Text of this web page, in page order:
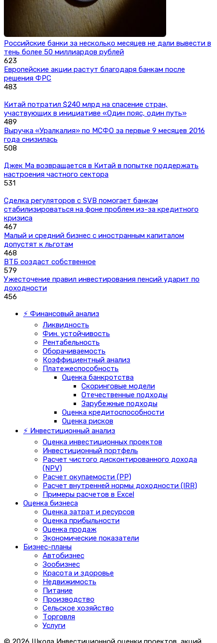
Российские банки за несколько месяцев не дали вывести в
тень более 50 миллиардов рублей
623
Европейские акции растут благодаря банкам после
решения ФРС
483
Китай потратил $240 млрд на спасение стран,
участвующих в инициативе «Один пояс, один путь»
489
Выручка «Уралкалия» по МСФО за первые 9 месяцев 2016
года снизилась
508
Джек Ма возвращается в Китай в попытке поддержать
настроения частного сектора
531
Сделка регуляторов с SVB помогает банкам
стабилизироваться на фоне проблем из-за кредитного
кризиса
467
Малый и средний бизнес с иностранным капиталом
допустят к льготам
468
ВТБ создаст собственное
579
Ужесточение правил инвестирования пенсий ударит по
доходности
456
⚡ Финансовый анализ
Ликвидность
Фин. устойчивость
Рентабельность
Оборачиваемость
Коэффициентный анализ
Платежеспособность
Оценка банкротства
Скоринговые модели
Отечественные подходы
Зарубежные подходы
Оценка кредитоспособности
Оценка рисков
⚡ Инвестиционный анализ
Оценка инвестиционных проектов
Инвестиционный портфель
Расчет чистого дисконтированного дохода
(NPV)
Расчет окупаемости (PP)
Расчет внутренней нормы доходности (IRR)
Примеры расчетов в Excel
Оценка бизнеса
Оценка затрат и ресурсов
Оценка прибыльности
Оценка продаж
Экономические показатели
Бизнес-планы
Автобизнес
Зообизнес
Красота и здоровье
Недвижимость
Питание
Производство
Сельское хозяйство
Торговля
Услуги